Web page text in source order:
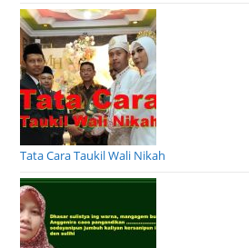
Tata Cara Taukil Wali Nikah